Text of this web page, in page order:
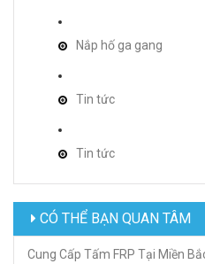
Nắp hố ga gang
Tin tức
Tin tức
CÓ THỂ BẠN QUAN TÂM
Cung Cấp Tấm FRP Tại Miền